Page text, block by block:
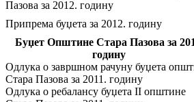
Пазова за 2012. годину
Припрема буџета за 2012. годину
Буџет Општине Стара Пазова за
годину
Одлука о завршном рачуну буџета
Стара Пазова за 2011. годину
Одлука о ребалансу буџета II општине